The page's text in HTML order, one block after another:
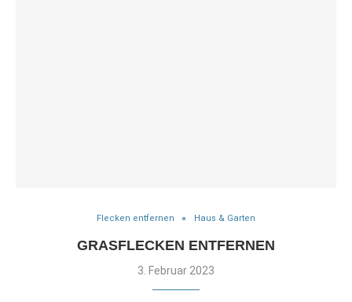
Flecken entfernen Haus & Garten
GRASFLECKEN ENTFERNEN
3. Februar 2023